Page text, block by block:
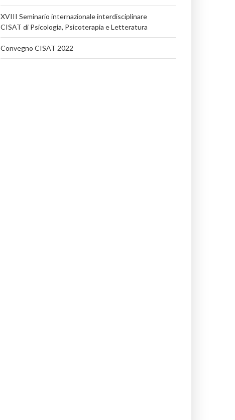
XVIII Seminario internazionale interdisciplinare
CISAT di Psicologia, Psicoterapia e Letteratura
Convegno CISAT 2022